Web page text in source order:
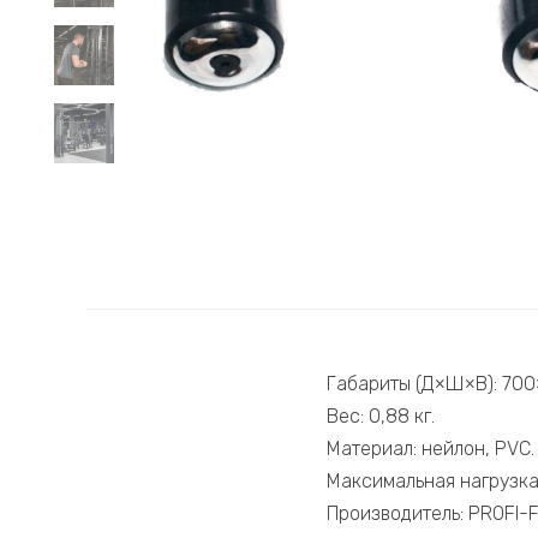
Габариты (Д×Ш×В):
Вес: 0,88 кг.
Материал: нейлон, PVC.
Максимальная
Производитель: PROFI-